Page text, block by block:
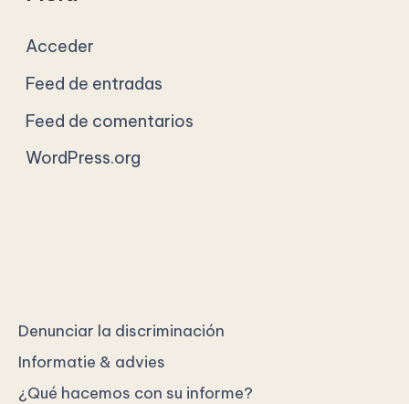
Acceder
Feed de entradas
Feed de comentarios
WordPress.org
Denunciar la discriminación
Informatie & advies
¿Qué hacemos con su informe?